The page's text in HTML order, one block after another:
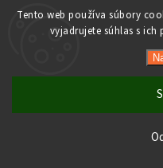
Tento web používa súbory
vyjadrujete súhlas s
Počas horúcich dní
Produkty citlivé na vysoké